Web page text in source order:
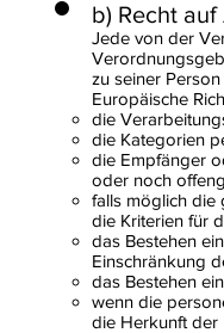
b) Recht
Jede von der
zu seiner
Europäische
die
die Kategorien
die Empfänger
oder noch
falls möglich die
die Kriterien für
das Bestehen
Einschränkung
das Bestehen
wenn die
die Herkunft der